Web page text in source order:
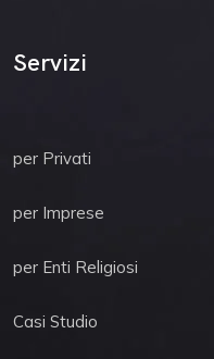
Servizi
per Privati
per Imprese
per Enti Religiosi
Casi Studio